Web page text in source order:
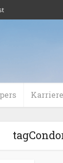
Karriere